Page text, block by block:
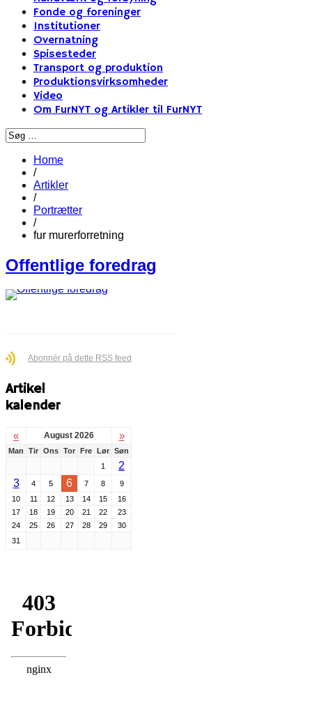
Fonde og foreninger
Institutioner
Overnatning
Spisesteder
Transport og produktion
Produktionsvirksomheder
Video
Om FurNYT og Artikler til FurNYT
Home
/
Artikler
/
Portrætter
/
fur murerforretning
Offentlige foredrag
Abonnér på dette RSS feed
Artikel
kalender
« August 2026 »
Man Tir Ons Tor Fre Lør Søn
1
2
3
4 5 6 7 8
9
10
11 12 13 14 15
16
17
18 19 20 21 22
23
24
25 26 27 28 29
30
31